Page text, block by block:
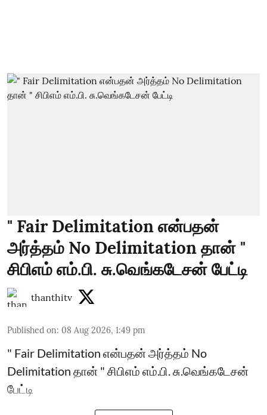
" Fair Delimitation என்பதன்
அர்த்தம் No Delimitation தான் "
சிபிஎம் எம்.பி. சு.வெங்கடேசன் பேட்டி
thanthitv
Published on: 08 Aug 2026, 1:49 pm
" Fair Delimitation என்பதன் அர்த்தம் No
Delimitation தான் " சிபிஎம் எம்.பி. சு.வெங்கடேசன்
பேட்டி